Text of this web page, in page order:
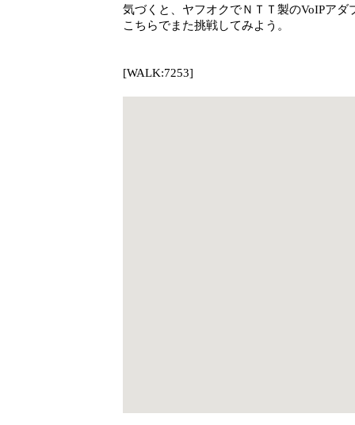
気づくと、ヤフオクでＮＴＴ製のVoIPア
こちらでまた挑戦してみよう。
[WALK:7253]